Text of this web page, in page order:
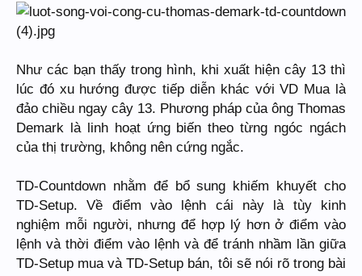
Như các bạn thấy trong hình, khi xuất hiện cây 13 thì
lúc đó xu hướng được tiếp diễn khác với VD Mua là
đảo chiều ngay cây 13. Phương pháp của ông Thomas
Demark là linh hoạt ứng biến theo từng ngóc ngách
của thị trường, không nên cứng ngắc.
TD-Countdown nhằm để bổ sung khiếm khuyết cho
TD-Setup. Về điểm vào lệnh cái này là tùy kinh
nghiệm mỗi người, nhưng để hợp lý hơn ở điểm vào
lệnh và thời điểm vào lệnh và để tránh nhầm lần giữa
TD-Setup mua và TD-Setup bán, tôi sẽ nói rõ trong bài